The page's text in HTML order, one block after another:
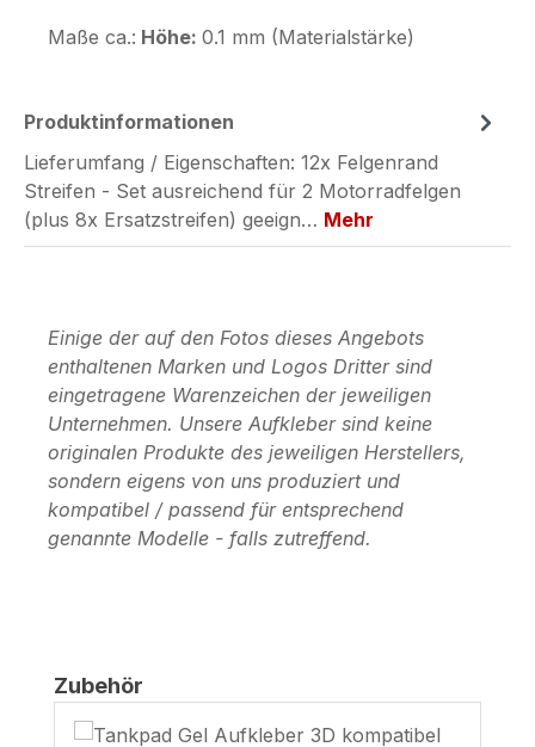
Maße ca.: Höhe: 0.1 mm (Materialstärke)
Produktinformationen
Lieferumfang / Eigenschaften: 12x Felgenrand
Streifen - Set ausreichend für 2 Motorradfelgen
(plus 8x Ersatzstreifen) geeign… Mehr
Einige der auf den Fotos dieses Angebots
enthaltenen Marken und Logos Dritter sind
eingetragene Warenzeichen der jeweiligen
Unternehmen. Unsere Aufkleber sind keine
originalen Produkte des jeweiligen Herstellers,
sondern eigens von uns produziert und
kompatibel / passend für entsprechend
genannte Modelle - falls zutreffend.
Produktgalerie überspringen
Zubehör